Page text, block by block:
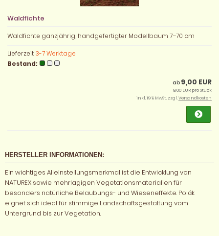
Waldfichte
Waldfichte ganzjährig, handgefertigter Modellbaum 7–70 cm
Lieferzeit:3-7 Werktage
Bestand:
ab 9,00 EUR
9,00 EUR pro Stück
inkl. 19 % MwSt. zzgl.Versandkosten
HERSTELLER INFORMATIONEN:
Ein wichtiges Alleinstellungsmerkmal ist die Entwicklung von
NATUREX sowie mehrlagigen Vegetationsmaterialien für
besonders natürliche Belaubungs- und Wieseneffekte. Polák
eignet sich ideal für stimmige Landschaftsgestaltung vom
Untergrund bis zur Vegetation.